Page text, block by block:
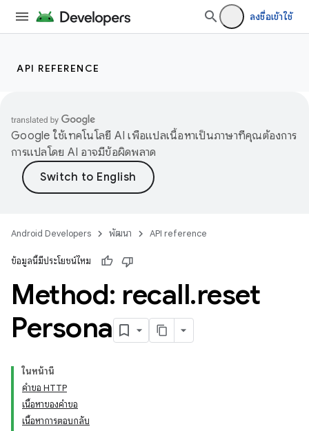
ลงชื่อเข้าใช้
API REFERENCE
Google ใช้เทคโนโลยี AI เพื่อแปลเนื้อหาเป็นภาษาที่คุณต้องการ
การแปลโดย AI อาจมีข้อผิดพลาด
Android Developers พัฒนา API reference
ข้อมูลนี้มีประโยชน์ไหม
Method: recall.reset
Persona
ในหน้านี้
คำขอ HTTP
เนื้อหาของคำขอ
เนื้อหาการตอบกลับ